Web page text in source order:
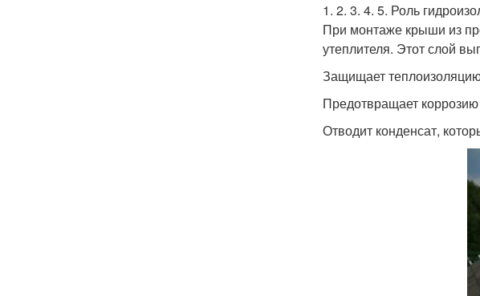
1. 2. 3. 4. 5. Роль
При монтаже крыши из
утеплителя. Этот слой
Защищает теплоизоляцию
Предотвращает
Отводит конденсат,